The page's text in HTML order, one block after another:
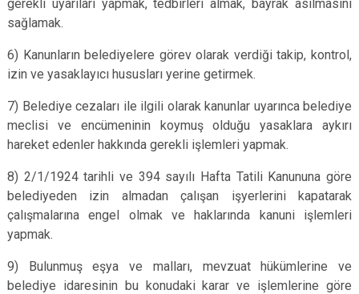
gerekli uyarıları yapmak, tedbirleri almak, bayrak asılmasını
sağlamak.
6) Kanunların belediyelere görev olarak verdiği takip, kontrol,
izin ve yasaklayıcı hususları yerine getirmek.
7) Belediye cezaları ile ilgili olarak kanunlar uyarınca belediye
meclisi ve encümeninin koymuş olduğu yasaklara aykırı
hareket edenler hakkında gerekli işlemleri yapmak.
8) 2/1/1924 tarihli ve 394 sayılı Hafta Tatili Kanununa göre
belediyeden izin almadan çalışan işyerlerini kapatarak
çalışmalarına engel olmak ve haklarında kanuni işlemleri
yapmak.
9) Bulunmuş eşya ve malları, mevzuat hükümlerine ve
belediye idaresinin bu konudaki karar ve işlemlerine göre